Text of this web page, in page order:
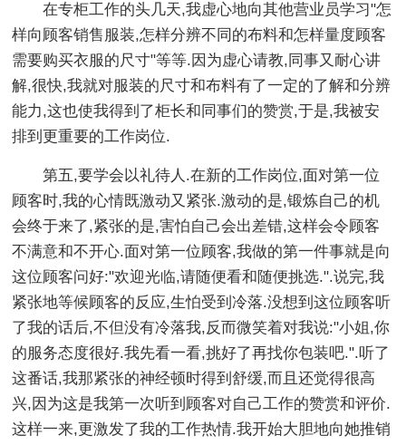
在专柜工作的头几天,我虚心地向其他营业员学习"怎
样向顾客销售服装,怎样分辨不同的布料和怎样量度顾客
需要购买衣服的尺寸"等等.因为虚心请教,同事又耐心讲
解,很快,我就对服装的尺寸和布料有了一定的了解和分辨
能力,这也使我得到了柜长和同事们的赞赏,于是,我被安
排到更重要的工作岗位.
第五,要学会以礼待人.在新的工作岗位,面对第一位
顾客时,我的心情既激动又紧张.激动的是,锻炼自己的机
会终于来了,紧张的是,害怕自己会出差错,这样会令顾客
不满意和不开心.面对第一位顾客,我做的第一件事就是向
这位顾客问好:"欢迎光临,请随便看和随便挑选.".说完,我
紧张地等候顾客的反应,生怕受到冷落.没想到这位顾客听
了我的话后,不但没有冷落我,反而微笑着对我说:"小姐,你
的服务态度很好.我先看一看,挑好了再找你包装吧.".听了
这番话,我那紧张的神经顿时得到舒缓,而且还觉得很高
兴,因为这是我第一次听到顾客对自己工作的赞赏和评价.
这样一来,更激发了我的工作热情.我开始大胆地向她推销